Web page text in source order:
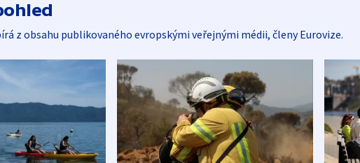
z obsahu publikovaného evropskými veřejnými médii, členy Eurovize.